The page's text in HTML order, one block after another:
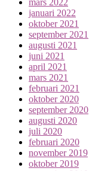
januari 2022
oktober 2021
september 2021
augusti 2021
juni 2021
april 2021
mars 2021
februari 2021
oktober 2020
september 2020
augusti 2020
juli 2020
februari 2020
november 2019
oktober 2019